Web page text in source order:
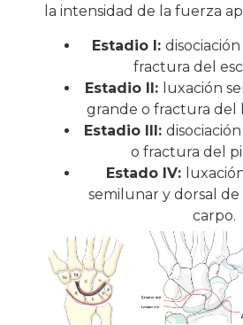
la intensidad de la fuerza
Estadio I:
fractura del
Estadio II: luxación
grande o fractura del
Estadio III:
o fractura del
Estado IV:
semilunar y dorsal de
carpo.